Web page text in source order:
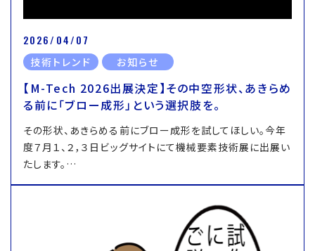
2026/04/07
技術トレンド お知らせ
【M-Tech 2026出展決定】その中空形状、あきらめ
る前に「ブロー成形」という選択肢を。
その形状、あきらめる前にブロー成形を試してほしい。今年
度７月１、２，３日ビッグサイトにて機械要素技術展に出展い
たします。…